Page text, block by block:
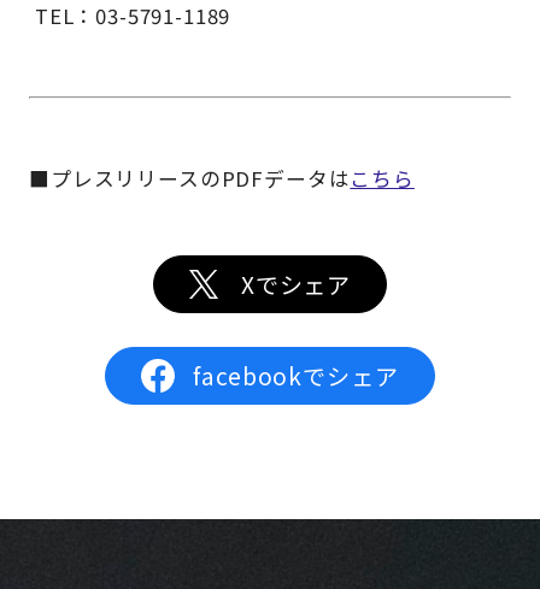
TEL：03-5791-1189
■プレスリリースのPDFデータはこちら
Xでシェア
facebookでシェア